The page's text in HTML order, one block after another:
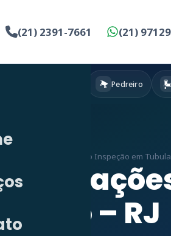
(21) 2391-7661 (21)
Pedreiro
Vídeo Inspeção em
Lobo – RJ